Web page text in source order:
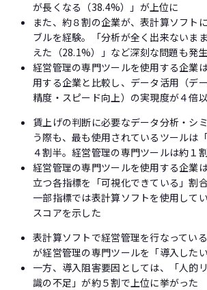
が長くなる（38.4%）」が上位に
また、約８割の企業が、表計算ソフト
ブルを経験。「分析が全く出来ないま
えた（28.1%）」など深刻な問題も発生
経営管理の専門ツールを使用する企業
用する企業と比較し、データ活用（デ
精度・スピード向上）の実現度が４倍
賃上げの判断に必要なデータ分析・シ
う際も、最も使用されているツールは
４割半。経営管理の専門ツールは約１
経営管理の専門ツールを使用する企業
立つ各指標を「可視化できている」割
一部指標では表計算ソフトを使用して
スコアを示した
表計算ソフトで経営管理を行なってい
が経営管理の専門ツールを「導入した
一方、導入阻害要因としては、「人的
識の不足」が約５割で上位に挙がった